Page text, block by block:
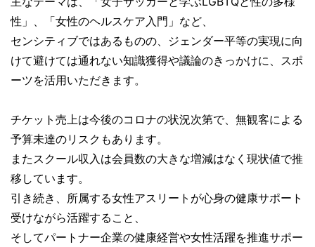
性」、「女性のヘルスケア入門」など、
センシティブではあるものの、ジェンダー平等の実現に向
けて避けては通れない知識獲得や議論のきっかけに、スポ
ーツを活用いただきます。
チケット売上は今後のコロナの状況次第で、無観客による
予算未達のリスクもあります。
またスクール収入は会員数の大きな増減はなく現状値で推
移しています。
引き続き、所属する女性アスリートが心身の健康サポート
受けながら活躍すること、
そしてパートナー企業の健康経営や女性活躍を推進サポー